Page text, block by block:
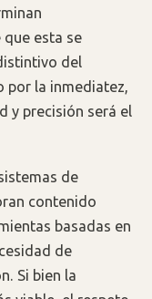
esta se
del
por la inmediatez,
y precisión será el
de
contenido
basadas en
de
Si bien la